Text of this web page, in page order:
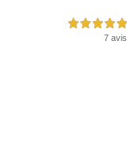
5,0 étoiles sur 5
7 avis